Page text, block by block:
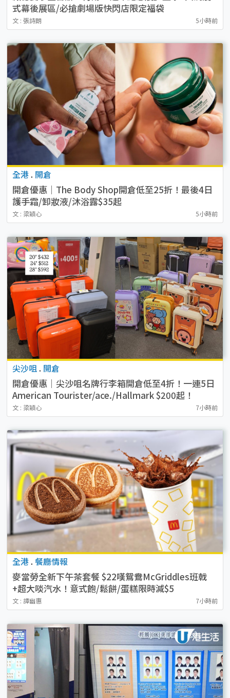
式幕後展區/必搶劇場版快閃店限定福袋
文 : 張詩朗 5小時前
全港 . 開倉
開倉優惠｜The Body Shop開倉低至25折！最後4日
護手霜/卸妝液/沐浴露$35起
文 : 梁穎心 5小時前
尖沙咀 . 開倉
開倉優惠｜尖沙咀名牌行李箱開倉低至4折！一連5日
American Tourister/ace./Hallmark $200起！
文 : 梁穎心 7小時前
全港 . 餐廳情報
麥當勞全新下午茶套餐 $22嘆鴛鴦McGriddles班戟
+超大啖汽水！意式飽/鬆餅/蛋糕限時減$5
文 : 譚幽惠 7小時前